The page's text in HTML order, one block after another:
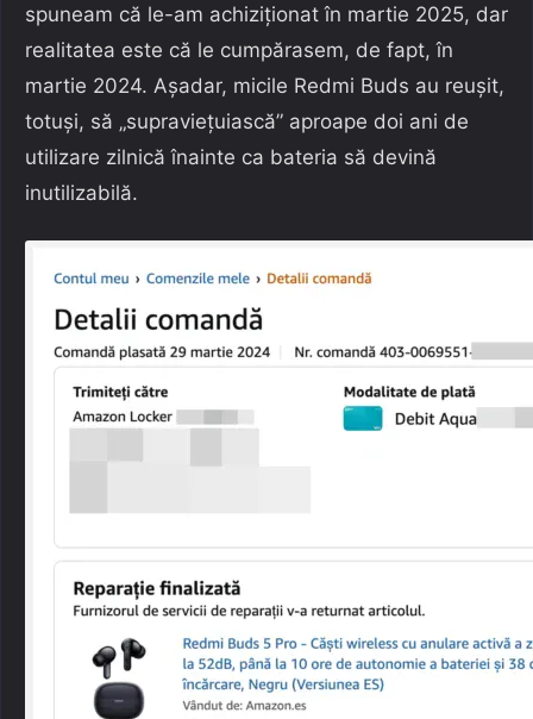
spuneam că le-am achiziționat în martie 2025, dar
realitatea este că le cumpărasem, de fapt, în
martie 2024. Așadar, micile Redmi Buds au reușit,
totuși, să „supraviețuiască” aproape doi ani de
utilizare zilnică înainte ca bateria să devină
inutilizabilă.